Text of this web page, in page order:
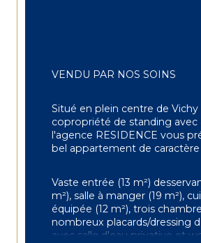
VENDU PAR NOS SOINS
Situé en plein centre de Vichy
copropriété de standing avec
l'agence RESIDENCE vous
bel appartement de caractère
Vaste entrée (13 m²)
m²), salle à manger (19 m²),
équipée (12 m²), trois
nombreux placards/dressing
avec salle d'eau privative et